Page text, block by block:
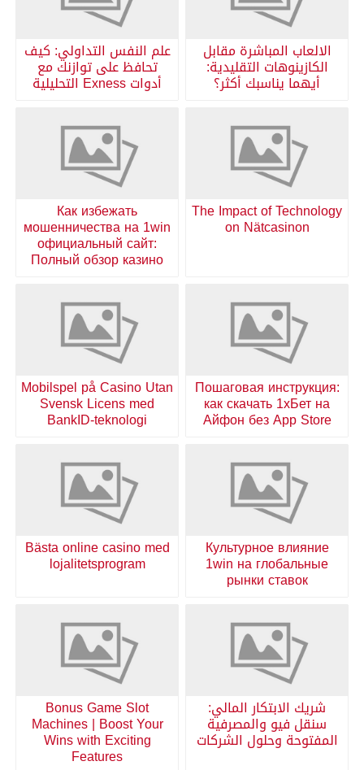
الالعاب المباشرة مقابل
الكازينوهات التقليدية:
أيهما يناسبك أكثر؟
علم النفس التداولي: كيف
تحافظ على توازنك مع
أدوات Exness التحليلية
The Impact of Technology
on Nätcasinon
Как избежать
мошенничества на 1win
официальный сайт:
Полный обзор казино
Пошаговая инструкция:
как скачать 1хБет на
Айфон без App Store
Mobilspel på Casino Utan
Svensk Licens med
BankID-teknologi
Культурное влияние
1win на глобальные
рынки ставок
Bästa online casino med
lojalitetsprogram
شريك الابتكار المالي:
سنقل فيو والمصرفية
المفتوحة وحلول الشركات
Bonus Game Slot
Machines | Boost Your
Wins with Exciting
Features